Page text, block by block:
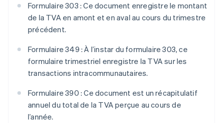
Formulaire 303 : Ce document enregistre le montant
de la TVA en amont et en aval au cours du trimestre
précédent.
Formulaire 349 : À l’instar du formulaire 303, ce
formulaire trimestriel enregistre la TVA sur les
transactions intracommunautaires.
Formulaire 390 : Ce document est un récapitulatif
annuel du total de la TVA perçue au cours de
l’année.